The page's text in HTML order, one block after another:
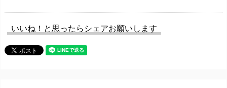
いいね！と思ったらシェアお願いします